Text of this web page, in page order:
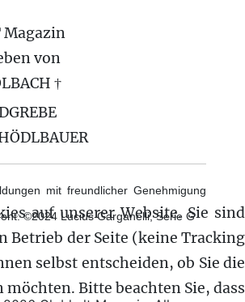
Magazin
von
†
mit freundlicher Genehmigung
©2024 Lucius Garganelli, Serie G
auf unserer Website. Sie sind
Betrieb der Seite (keine Tracking
selbst entscheiden, ob Sie die
möchten. Bitte beachten Sie, dass